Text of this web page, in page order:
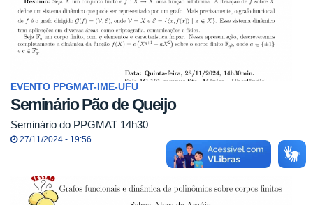
EVENTO PPGMAT-IME-UFU
Seminário Pão de Queijo
Seminário do PPGMAT 14h30
27/11/2024 - 19:56